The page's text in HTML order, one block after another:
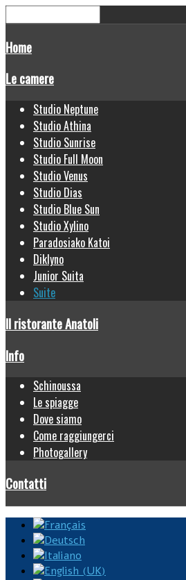
Home
Le camere
Studio Neptune
Studio Athina
Studio Sunrise
Studio Full Moon
Studio Venus
Studio Dias
Studio Blue Sun
Studio Xylino
Paradosiako Katoi
Diklyno
Junior Suita
Suite
Il ristorante Anatoli
Info
Schinoussa
Le spiagge
Dove siamo
Come raggiungerci
Photogallery
Contatti